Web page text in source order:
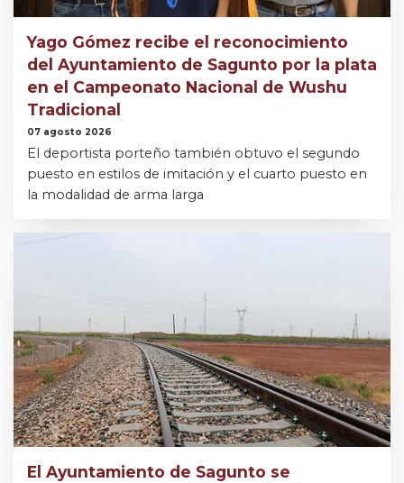
Yago Gómez recibe el reconocimiento
del Ayuntamiento de Sagunto por la plata
en el Campeonato Nacional de Wushu
Tradicional
07 agosto 2026
El deportista porteño también obtuvo el segundo
puesto en estilos de imitación y el cuarto puesto en
la modalidad de arma larga
El Ayuntamiento de Sagunto se